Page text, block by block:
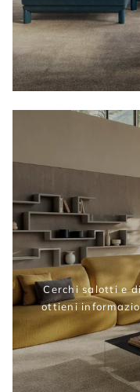
Cerchi salotti e
ottieni